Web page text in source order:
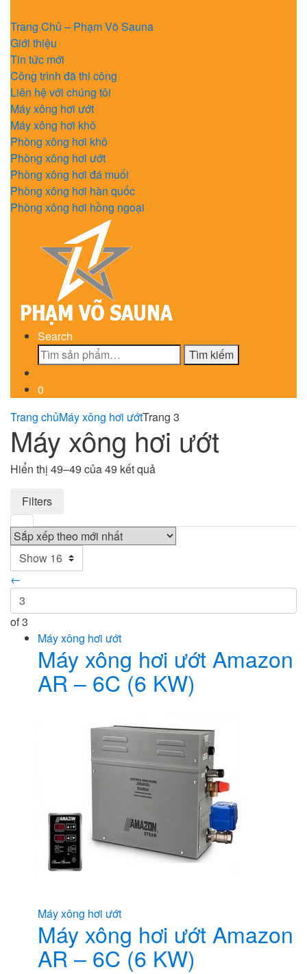
navigation
content
Trang Chủ – Phạm Võ Sauna
Giới thiệu
Tin tức mới
Công trình đã thi công
Liên hệ với chúng tôi
Máy xông hơi ướt
Máy xông hơi khô
Phòng xông hơi khô
Phòng xông hơi ướt
Phòng xông hơi đá muối
Phòng xông hơi hàn quốc
Phòng xông hơi hồng ngoại
Search
Tìm
kiếm:
Tìm kiếm
0
Trang chủMáy xông hơi ướtTrang 3
Máy xông hơi ướt
Hiển thị 49–49 của 49 kết quảĐã
mới
nhất
Filters
←
of 3
Máy xông hơi ướt
Máy xông hơi ướt Amazon
AR – 6C (6 KW)
Máy xông hơi ướt
Máy xông hơi ướt Amazon
AR – 6C (6 KW)